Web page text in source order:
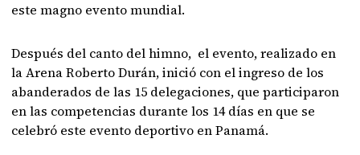
este magno evento mundial.
Después del canto del himno, el evento, realizado en
la Arena Roberto Durán, inició con el ingreso de los
abanderados de las 15 delegaciones, que participaron
en las competencias durante los 14 días en que se
celebró este evento deportivo en Panamá.